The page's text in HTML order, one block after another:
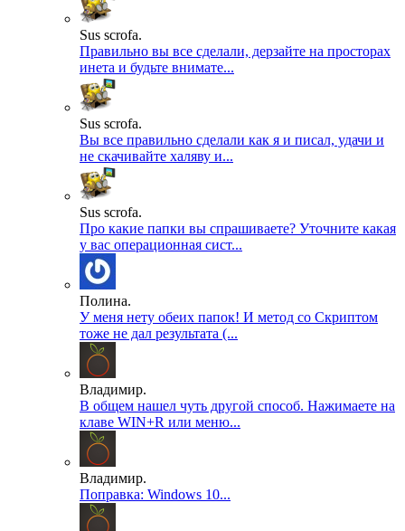
Sus scrofa.
Правильно вы все сделали, дерзайте на просторах
инета и будьте внимате...
Sus scrofa.
Вы все правильно сделали как я и писал, удачи и
не скачивайте халяву и...
Sus scrofa.
Про какие папки вы спрашиваете? Уточните какая
у вас операционная сист...
Полина.
У меня нету обеих папок! И метод со Скриптом
тоже не дал результата (...
Владимир.
В общем нашел чуть другой способ. Нажимаете на
клаве WIN+R или меню...
Владимир.
Поправка: Windows 10...